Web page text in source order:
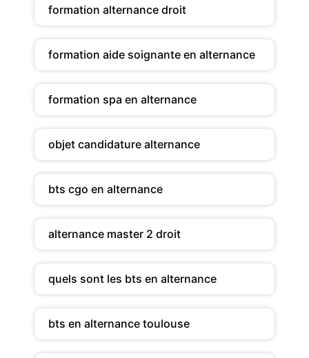
formation alternance droit
formation aide soignante en alternance
formation spa en alternance
objet candidature alternance
bts cgo en alternance
alternance master 2 droit
quels sont les bts en alternance
bts en alternance toulouse